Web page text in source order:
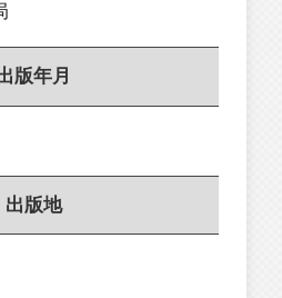
版年月
出版地